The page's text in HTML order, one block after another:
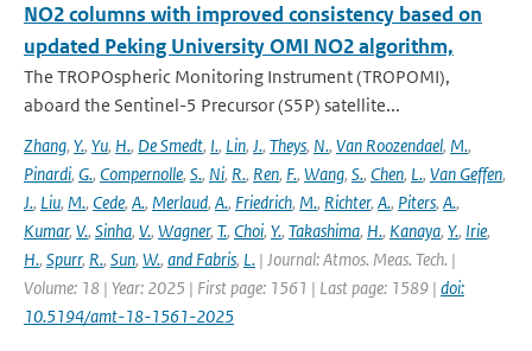
NO2 columns with improved consistency based on
updated Peking University OMI NO2 algorithm,
The TROPOspheric Monitoring Instrument (TROPOMI),
aboard the Sentinel-5 Precursor (S5P) satellite...
Zhang, Y., Yu, H., De Smedt, I., Lin, J., Theys, N., Van Roozendael, M.,
Pinardi, G., Compernolle, S., Ni, R., Ren, F., Wang, S., Chen, L., Van Geffen,
J., Liu, M., Cede, A., Merlaud, A., Friedrich, M., Richter, A., Piters, A.,
Kumar, V., Sinha, V., Wagner, T., Choi, Y., Takashima, H., Kanaya, Y., Irie,
H., Spurr, R., Sun, W., and Fabris, L. | Journal: Atmos. Meas. Tech. |
Volume: 18 | Year: 2025 | First page: 1561 | Last page: 1589 | doi:
10.5194/amt-18-1561-2025